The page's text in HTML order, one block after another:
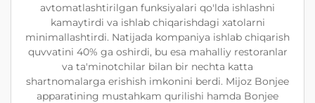
avtomatlashtirilgan funksiyalari qo'lda ishlashni
kamaytirdi va ishlab chiqarishdagi xatolarni
minimallashtirdi. Natijada kompaniya ishlab chiqarish
quvvatini 40% ga oshirdi, bu esa mahalliy restoranlar
va ta'minotchilar bilan bir nechta katta
shartnomalarga erishish imkonini berdi. Mijoz Bonjee
apparatining mustahkam qurilishi hamda Bonjee